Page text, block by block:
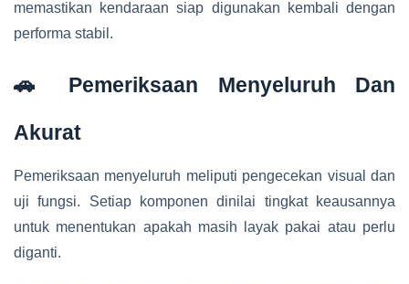
memastikan kendaraan siap digunakan kembali dengan
performa stabil.
🚗 Pemeriksaan Menyeluruh Dan
Akurat
Pemeriksaan menyeluruh meliputi pengecekan visual dan
uji fungsi. Setiap komponen dinilai tingkat keausannya
untuk menentukan apakah masih layak pakai atau perlu
diganti.